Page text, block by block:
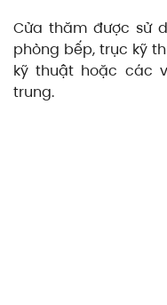
Cửa thăm được sử
phòng bếp, trục kỹ
kỹ thuật hoặc các
trung.